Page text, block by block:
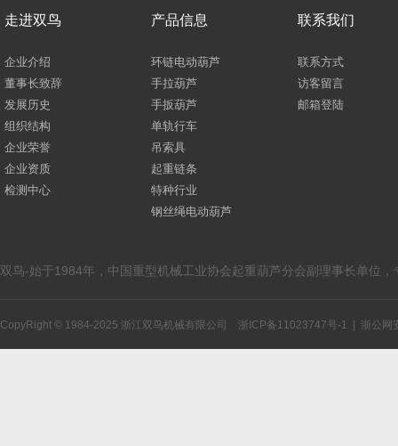
走进双鸟
企业介绍
董事长致辞
发展历史
组织结构
企业荣誉
企业资质
检测中心
产品信息
环链电动葫芦
手拉葫芦
手扳葫芦
单轨行车
吊索具
起重链条
特种行业
钢丝绳电动葫芦
联系我们
联系方式
访客留言
邮箱登陆
双鸟-始于1984年，中国重型机械工业协会起重葫芦分会副理事长单位
CopyRight © 1984-2025 浙江双鸟机械有限公司 浙ICP备11023747号-1 浙公网